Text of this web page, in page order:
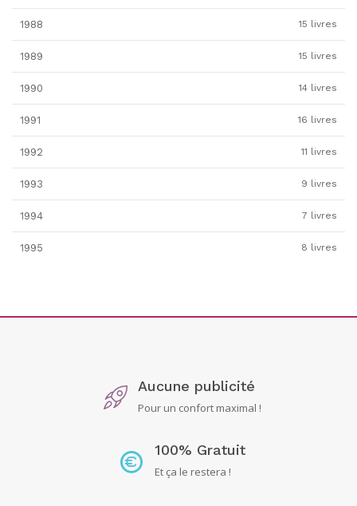
1988 15 livres
1989 15 livres
1990 14 livres
1991 16 livres
1992 11 livres
1993 9 livres
1994 7 livres
1995 8 livres
Aucune publicité
Pour un confort maximal !
100% Gratuit
Et ça le restera !